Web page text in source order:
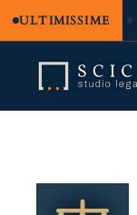
ULTIMISSIME
e regresso
contenuto